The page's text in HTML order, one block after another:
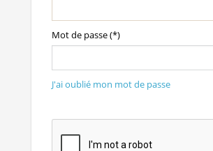
Mot de passe (*)
J'ai oublié mon mot de passe